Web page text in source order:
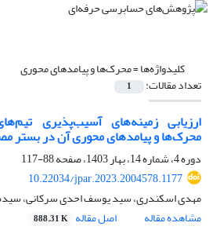
کلیدواژه‌ها =محرک‌ها و پیامدهای محوری
تعداد مقالات: 1
ارزیابی زمینه‌های آسیب‌پذیری
محرک‌ها و پیامدهای محوری آن در بستر
دوره 4، شماره 14، بهار 1403، صفحه
88-117
10.22034/jpar.2023.2004578.1177
مهدی اسکندری، سید یوسف احدی سرکانی،
مشاهده مقاله
اصل مقاله 888.31 K